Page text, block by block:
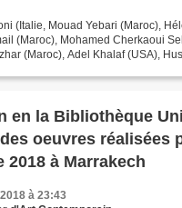
(Italie, Mouad Yebari (Maroc),
(Maroc), Mohamed Cherkaoui
(Maroc), Adel Khalaf (USA),
en la Bibliothèque
oeuvres réalisées
2018 à Marrakech
à 23:43